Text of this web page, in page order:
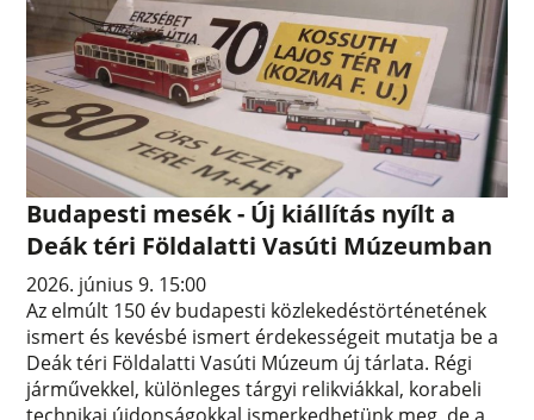
Budapesti mesék - Új kiállítás nyílt a
Deák téri Földalatti Vasúti Múzeumban
2026. június 9. 15:00
Az elmúlt 150 év budapesti közlekedéstörténetének
ismert és kevésbé ismert érdekességeit mutatja be a
Deák téri Földalatti Vasúti Múzeum új tárlata. Régi
járművekkel, különleges tárgyi relikviákkal, korabeli